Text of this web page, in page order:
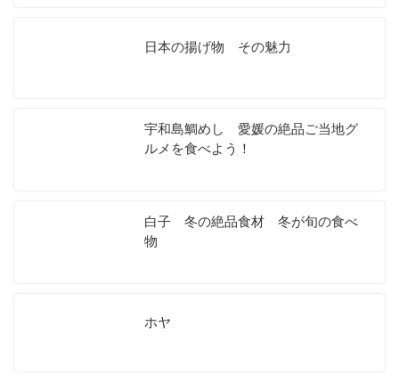
日本の揚げ物 その魅力
宇和島鯛めし 愛媛の絶品ご当地グ
ルメを食べよう！
白子 冬の絶品食材 冬が旬の食べ
物
ホヤ